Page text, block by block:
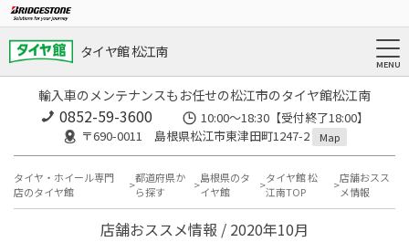
タイヤ館 松江南
輸入車のメンテナンスもお任せの松江市のタイヤ館松江南
0852-59-3600
10:00～18:30【受付終了18:00】
〒690-0011 島根県松江市東津田町1247-2
Map
タイヤ・ホイール専門
店のタイヤ館
都道府県か
ら探す
島根県のタ
イヤ館
タイヤ館 松
江南TOP
店舗おスス
メ情報
店舗おススメ情報 / 2020年10月